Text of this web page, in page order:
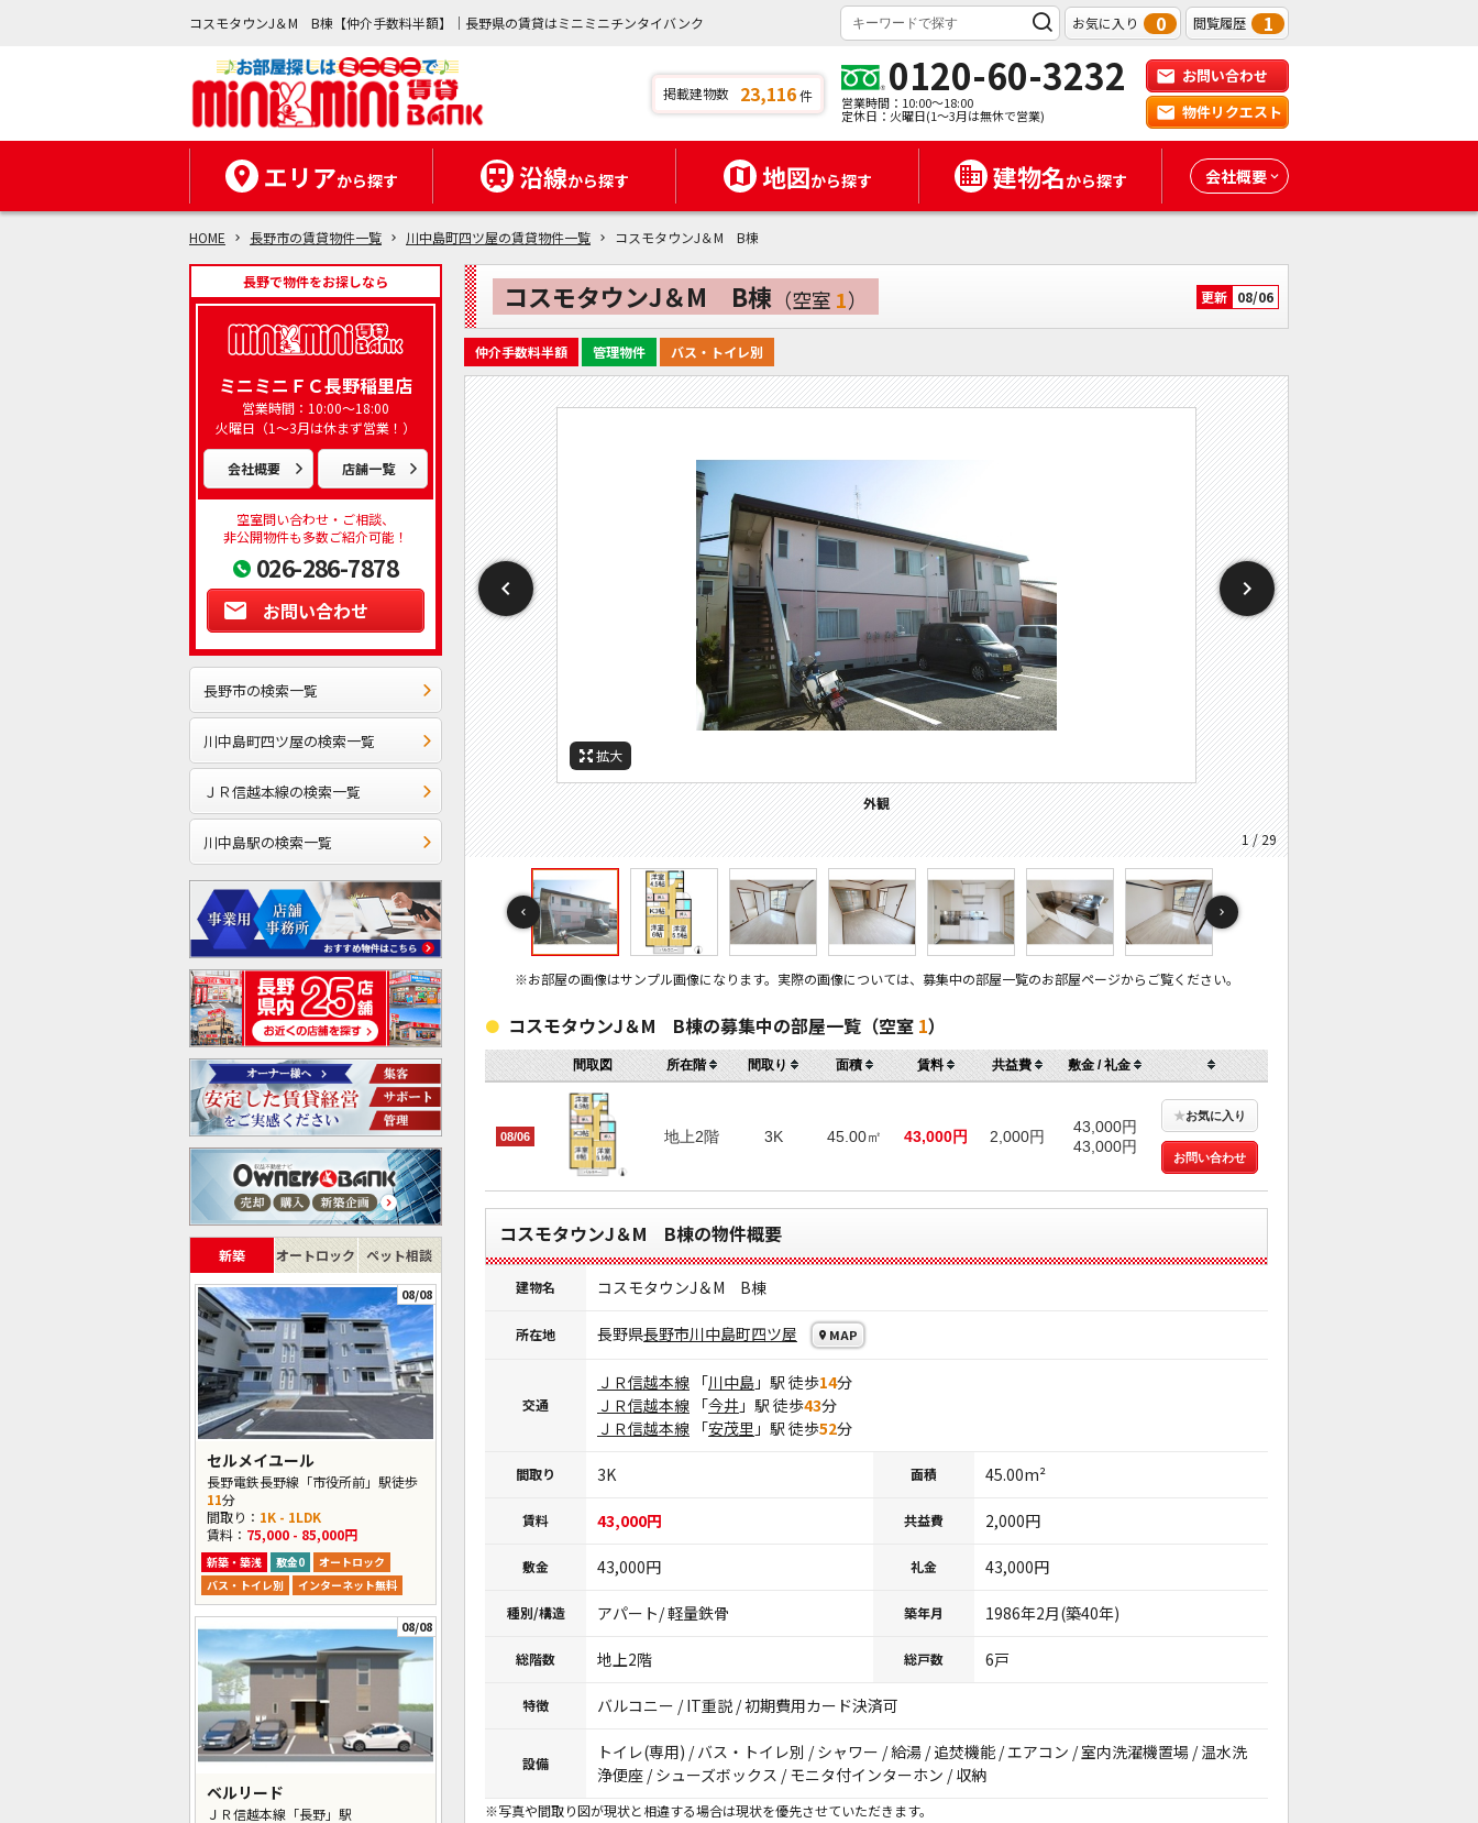
コスモタウンJ＆M B棟【仲介手数料半額】｜長野県の賃貸はミニミニチンタイバンク お気に入り 0 閲覧履歴 1
掲載建物数 23,116件 0120-60-3232
営業時間：10:00～18:00
定休日：火曜日(1～3月は無休で営業)
お問い合わせ
物件リクエスト
エリアから探す 沿線から探す 地図から探す 建物名から探す 会社概要
HOME 長野市の賃貸物件一覧 川中島町四ツ屋の賃貸物件一覧 コスモタウンJ＆M B棟
長野で物件をお探しなら
ミニミニＦＣ長野稲里店
営業時間：10:00～18:00
火曜日（1～3月は休まず営業！）
会社概要 店舗一覧
空室問い合わせ・ご相談、
非公開物件も多数ご紹介可能！
026-286-7878
お問い合わせ
長野市の検索一覧
川中島町四ツ屋の検索一覧
ＪＲ信越本線の検索一覧
川中島駅の検索一覧
新築 オートロック ペット相談
08/08
セルメイユール
長野電鉄長野線「市役所前」駅徒歩
11分
間取り： 1K - 1LDK
賃料： 75,000 - 85,000円
新築・築浅 敷金0
オートロック
バス・トイレ別
インターネット無料
08/08
ベルリード
ＪＲ信越本線「長野」駅
コスモタウンJ＆M B棟 （空室 1） 更新 08/06
仲介手数料半額 管理物件 バス・トイレ別
拡大
外観
1 / 29
拡大
間取
間取り
拡大
居間
拡大
居間
拡大
キッチン
拡大
キッチン
拡大
寝室
拡大
寝室
拡大
寝室
拡大
風呂
拡大
風呂
拡大
トイレ
拡大
トイレ
拡大
収納
拡大
洗面
浴室一体
拡大
バルコニー
拡大
設備
エアコン
拡大
玄関
拡大
玄関
拡大
その他画像
室内洗濯機置き場
拡大
その他画像
拡大
その他画像
拡大
セキュリティ
モニター付きインターホン
拡大
周辺施設：ホームセンター
拡大
周辺施設：コンビニ
拡大
周辺施設：スーパー
拡大
周辺施設：銀行
拡大
周辺施設：公園
拡大
周辺施設：小学校
※お部屋の画像はサンプル画像になります。実際の画像については、募集中の部屋一覧のお部屋ページからご覧ください。
コスモタウンJ＆M B棟の募集中の部屋一覧（空室 1）
間取図 所在階 間取り 面積 賃料 共益費 敷金 / 礼金
08/06 地上2階 3K 45.00㎡ 43,000円 2,000円
43,000円
43,000円
★お気に入り
お問い合わせ
コスモタウンJ＆M B棟の物件概要
建物名 コスモタウンJ＆M B棟
所在地 長野県長野市川中島町四ツ屋 MAP
交通
ＪＲ信越本線 「川中島 」駅 徒歩14分
ＪＲ信越本線 「今井 」駅 徒歩43分
ＪＲ信越本線 「安茂里 」駅 徒歩52分
間取り 3K 面積 45.00m²
賃料 43,000円 共益費 2,000円
敷金 43,000円 礼金 43,000円
種別/構造 アパート/ 軽量鉄骨 築年月 1986年2月(築40年)
総階数 地上2階 総戸数 6戸
特徴 バルコニー / IT重説 / 初期費用カード決済可
設備
トイレ(専用) / バス・トイレ別 / シャワー / 給湯 / 追焚機能 / エアコン / 室内洗濯機置場 / 温水洗
浄便座 / シューズボックス / モニタ付インターホン / 収納
※写真や間取り図が現状と相違する場合は現状を優先させていただきます。